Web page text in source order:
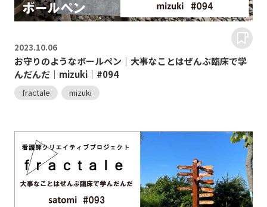
2023.10.06
お守りのようなボールペン｜大事なことはぜんぶ臨床で学
んだんだ｜mizuki｜#094
fractale mizuki